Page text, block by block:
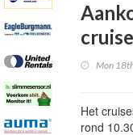
Mon
Het
rond